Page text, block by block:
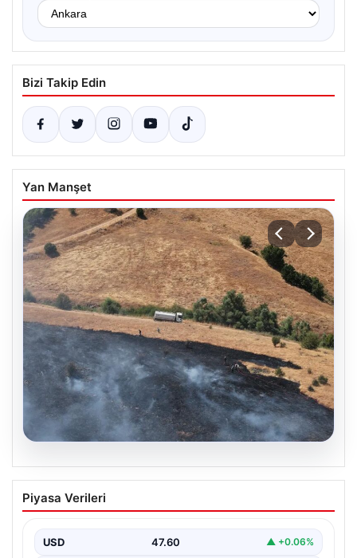
Bizi Takip Edin
Yan Manşet
Tunceli’de otluk yangını ormanlık alana
sıçramadan kontrol altına alındı
arasında bulunan otlaklık bölgede henüz
belirlenemeyen bir nedenle…
Piyasa Verileri
USD 47.60 ▲ +0.06%